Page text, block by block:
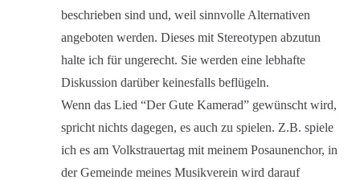
beschrieben sind und, weil sinnvolle Alternativen
angeboten werden. Dieses mit Stereotypen abzutun
halte ich für ungerecht. Sie werden eine lebhafte
Diskussion darüber keinesfalls beflügeln.
Wenn das Lied “Der Gute Kamerad” gewünscht wird,
spricht nichts dagegen, es auch zu spielen. Z.B. spiele
ich es am Volkstrauertag mit meinem Posaunenchor, in
der Gemeinde meines Musikverein wird darauf